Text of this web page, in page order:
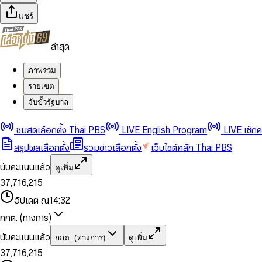
แชร์
ล่าสุด
ภาพรวม
รายเขต
จับขั้วรัฐบาล
ชมสดเลือกตั้ง Thai PBS LIVE English Program
LIVE เช็ก
สรุปผลเลือกตั้ง
รวมข่าวเลือกตั้ง
เว็บไซต์หลัก Thai PBS
นับคะแนนแล้ว
ดูเพิ่ม
0
1
2
3
4
5
6
8
9
2
3
4
5
6
7
8
9
,
0
2
4
6
7
8
9
0
1
2
3
4
5
6
7
8
1
3
5
6
7
8
9
,
1
2
4
5
7
8
9
0
1
3
4
6
7
8
0
2
3
4
5
7
8
อัปเดต ณ14:32
กกต. (ทางการ)
นับคะแนนแล้ว
กกต. (ทางการ) ดูเพิ่ม
0
1
2
3
0
1
2
4
5
6
7,
0
1
2
4
6
7
0
1
0
1
3
5
6,
1
2
0
1
0
2
3
4
5